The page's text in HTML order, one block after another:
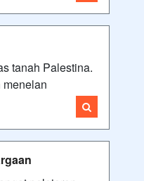
tanah Palestina.